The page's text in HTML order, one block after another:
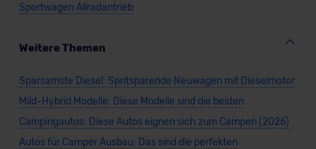
Sportwagen Allradantrieb
Weitere Themen
Sparsamste Diesel: Spritsparende Neuwagen mit Dieselmotor
Mild-Hybrid Modelle: Diese Modelle sind die besten
Campingautos: Diese Autos eignen sich zum Campen (2026)
Autos für Camper Ausbau: Das sind die perfekten